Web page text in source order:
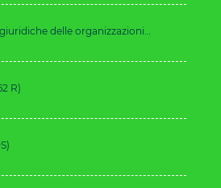
delle organizzazioni
R)